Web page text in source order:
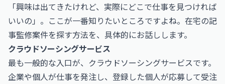
「興味は出てきたけれど、実際にどこで仕事を見つければ
いいの」。ここが一番知りたいところですよね。在宅の記
事監修案件を探す方法を、具体的にお話しします。
クラウドソーシングサービス
最も一般的な入口が、クラウドソーシングサービスです。
企業や個人が仕事を発注し、登録した個人が応募して受注